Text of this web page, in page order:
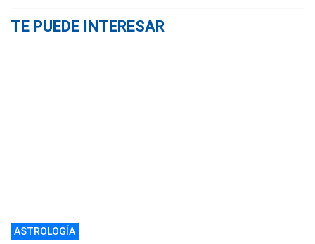
TE PUEDE INTERESAR
ASTROLOGÍA